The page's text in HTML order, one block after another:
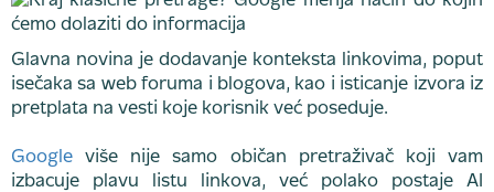
Glavna novina je dodavanje konteksta linkovima, poput
isečaka sa web foruma i blogova, kao i isticanje izvora iz
pretplata na vesti koje korisnik već poseduje.
Googleviše nije samo običan pretraživač koji vam
izbacuje plavu listu linkova, već polako postaje AI